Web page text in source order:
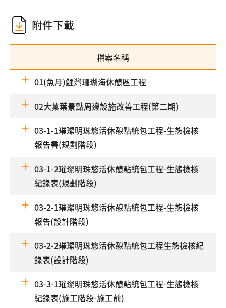
附件下載
檔案名稱
01(魚月)鯉灣珊瑚海休憩區工程
02大菓葉景點周邊設施改善工程(第二期)
03-1-1璀璨明珠悠活休憩點統包工程-生態檢核
報告書(規劃階段)
03-1-2璀璨明珠悠活休憩點統包工程-生態檢核
紀錄表(規劃階段)
03-2-1璀璨明珠悠活休憩點統包工程-生態檢核
報告(設計階段)
03-2-2璀璨明珠悠活休憩點統包工程生態檢核紀
錄表(設計階段)
03-3-1璀璨明珠悠活休憩點統包工程-生態檢核
紀錄表(施工階段-施工前)